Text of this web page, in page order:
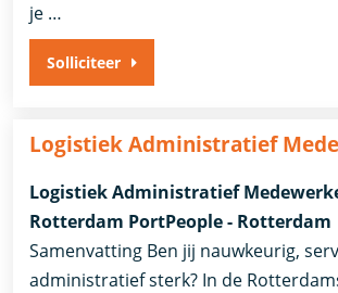
je …
Solliciteer
Logistiek Administratief
Logistiek Administratief
Rotterdam PortPeople - Rotterdam
Samenvatting Ben jij nauwkeurig,
administratief sterk? In de